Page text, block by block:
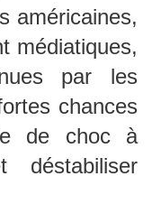
américaines,
médiatiques,
par les
chances
de choc à